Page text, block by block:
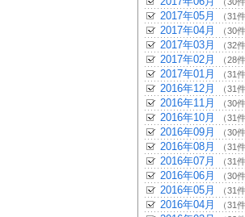
2017年05月 （31件
2017年04月 （30件
2017年03月 （32件
2017年02月 （28件
2017年01月 （31件
2016年12月 （31件
2016年11月 （30件
2016年10月 （31件
2016年09月 （30件
2016年08月 （31件
2016年07月 （31件
2016年06月 （30件
2016年05月 （31件
2016年04月 （31件